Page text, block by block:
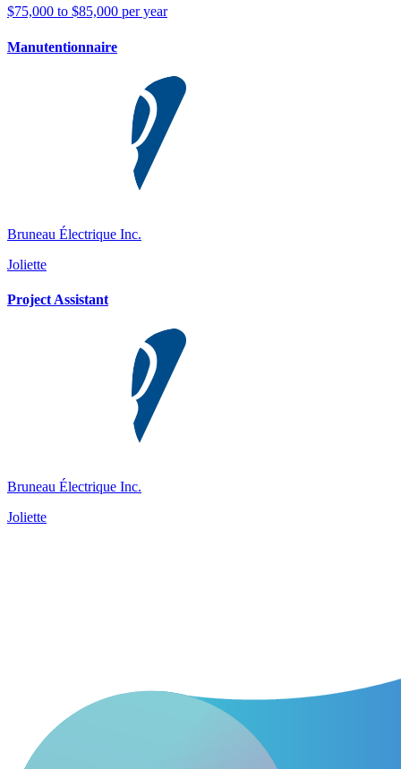
$75,000 to $85,000 per year
Manutentionnaire
Bruneau Électrique Inc.
Joliette
Project Assistant
Bruneau Électrique Inc.
Joliette